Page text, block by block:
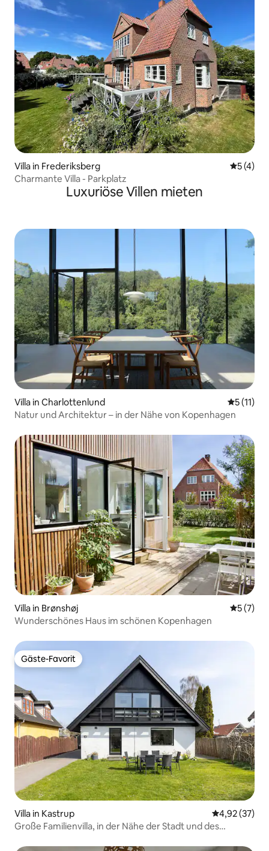
Villa in Frederiksberg
5 (4)
Charmante Villa - Parkplatz
Luxuriöse Villen mieten
Villa in Charlottenlund
5 (11)
Natur und Architektur – in der Nähe von Kopenhagen
Villa in Brønshøj
5 (7)
Wunderschönes Haus im schönen Kopenhagen
Gäste-Favorit
Gäste-Favorit
Villa in Kastrup
4,92 (37)
Große Familienvilla, in der Nähe der Stadt und des